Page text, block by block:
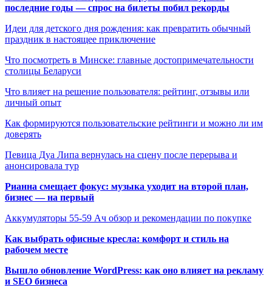
последние годы — спрос на билеты побил рекорды
Идеи для детского дня рождения: как превратить обычный
праздник в настоящее приключение
Что посмотреть в Минске: главные достопримечательности
столицы Беларуси
Что влияет на решение пользователя: рейтинг, отзывы или
личный опыт
Как формируются пользовательские рейтинги и можно ли им
доверять
Певица Дуа Липа вернулась на сцену после перерыва и
анонсировала тур
Рианна смещает фокус: музыка уходит на второй план,
бизнес — на первый
Аккумуляторы 55-59 Ач обзор и рекомендации по покупке
Как выбрать офисные кресла: комфорт и стиль на
рабочем месте
Вышло обновление WordPress: как оно влияет на рекламу
и SEO бизнеса